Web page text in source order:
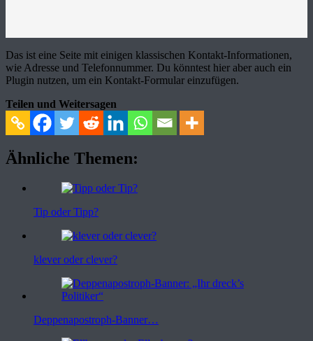
Das ist eine Seite mit einigen klassischen Kontakt-Informationen,
wie Adresse und Telefonnummer. Du könntest hier aber auch ein
Plugin nutzen, um ein Kontakt-Formular einzufügen.
Teilen und Weitersagen
Ähnliche Themen:
Tip oder Tipp?
klever oder clever?
Deppenapostroph-Banner…